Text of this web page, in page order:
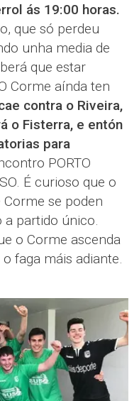
ás 19:00 horas.
que só perdeu
unha media de
que estar
Corme aínda ten
contra o Riveira,
o Fisterra, e entón
para
PORTO
É curioso que o
se poden
partido único.
o Corme ascenda
faga máis adiante.